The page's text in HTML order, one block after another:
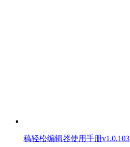
稿轻松编辑器使用手册v1.0.103